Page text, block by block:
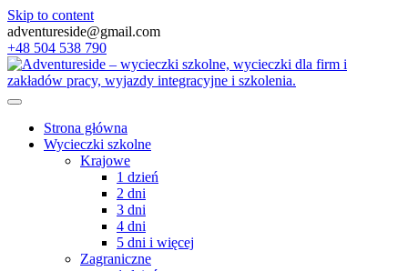
Skip to content
adventureside@gmail.com
+48 504 538 790
Strona główna
Wycieczki szkolne
Krajowe
1 dzień
2 dni
3 dni
4 dni
5 dni i więcej
Zagraniczne